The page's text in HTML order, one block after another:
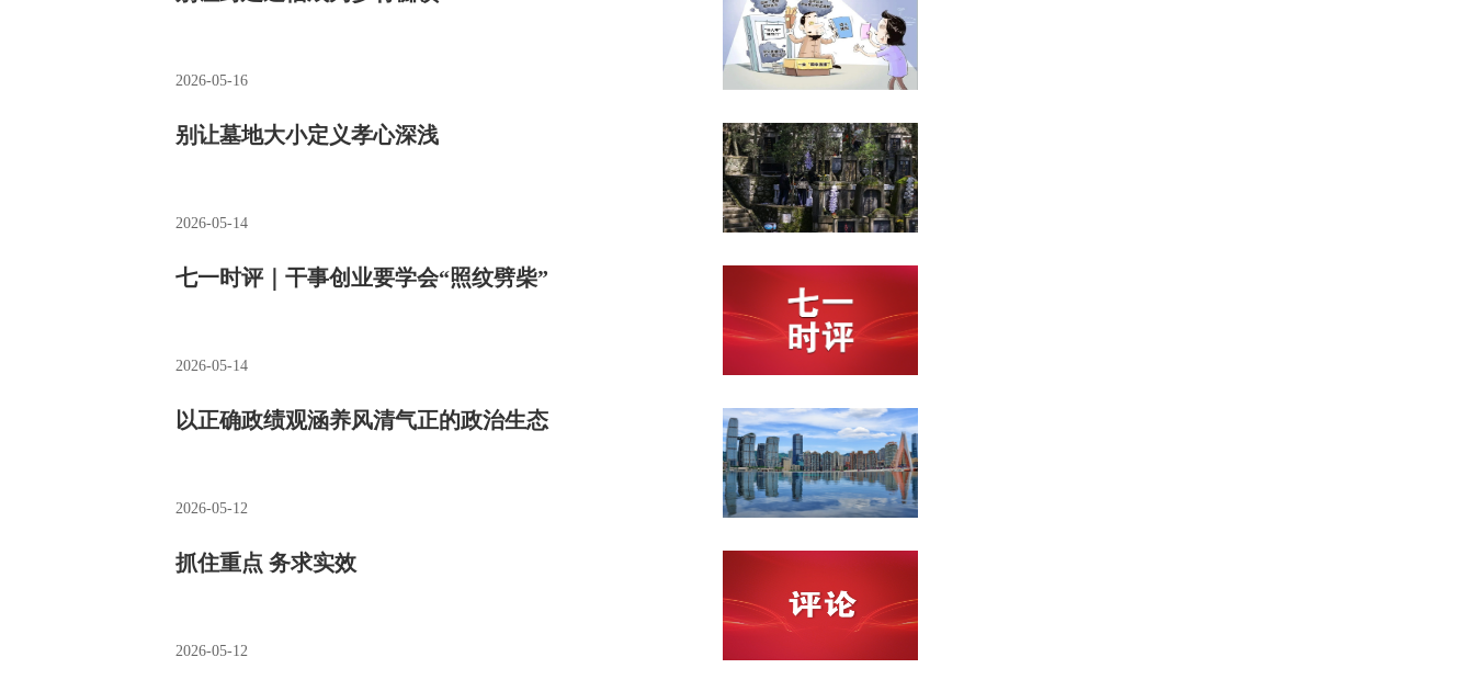
2026-05-16
别让墓地大小定义孝心深浅
2026-05-14
七一时评｜干事创业要学会“照纹劈柴”
2026-05-14
以正确政绩观涵养风清气正的政治生态
2026-05-12
抓住重点 务求实效
2026-05-12